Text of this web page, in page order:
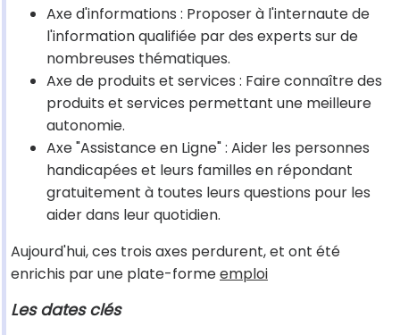
Axe d'informations : Proposer à l'internaute de
l'information qualifiée par des experts sur de
nombreuses thématiques.
Axe de produits et services : Faire connaître des
produits et services permettant une meilleure
autonomie.
Axe "Assistance en Ligne" : Aider les personnes
handicapées et leurs familles en répondant
gratuitement à toutes leurs questions pour les
aider dans leur quotidien.
Aujourd'hui, ces trois axes perdurent, et ont été
enrichis par une plate-formeemploi
Les dates clés